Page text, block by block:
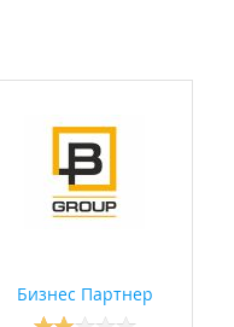
Бизнес Партнер